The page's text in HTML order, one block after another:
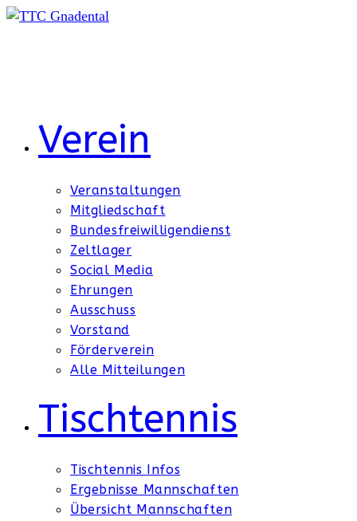
Zum
Verein
Veranstaltungen
Mitgliedschaft
Bundesfreiwilligendienst
Zeltlager
Social Media
Ehrungen
Ausschuss
Vorstand
Förderverein
Alle Mitteilungen
Tischtennis
Tischtennis Infos
Ergebnisse Mannschaften
Übersicht Mannschaften